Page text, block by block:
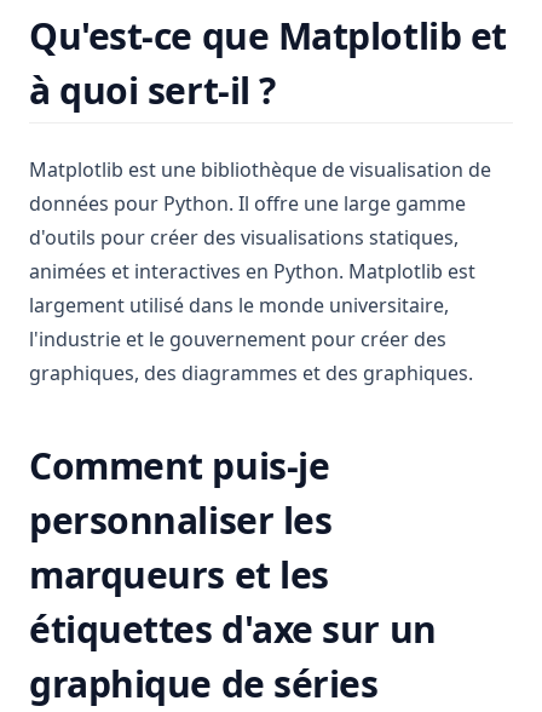
Qu'est-ce que Matplotlib et
à quoi sert-il ?
Matplotlib est une bibliothèque de visualisation de
données pour Python. Il offre une large gamme
d'outils pour créer des visualisations statiques,
animées et interactives en Python. Matplotlib est
largement utilisé dans le monde universitaire,
l'industrie et le gouvernement pour créer des
graphiques, des diagrammes et des graphiques.
Comment puis-je
personnaliser les
marqueurs et les
étiquettes d'axe sur un
graphique de séries